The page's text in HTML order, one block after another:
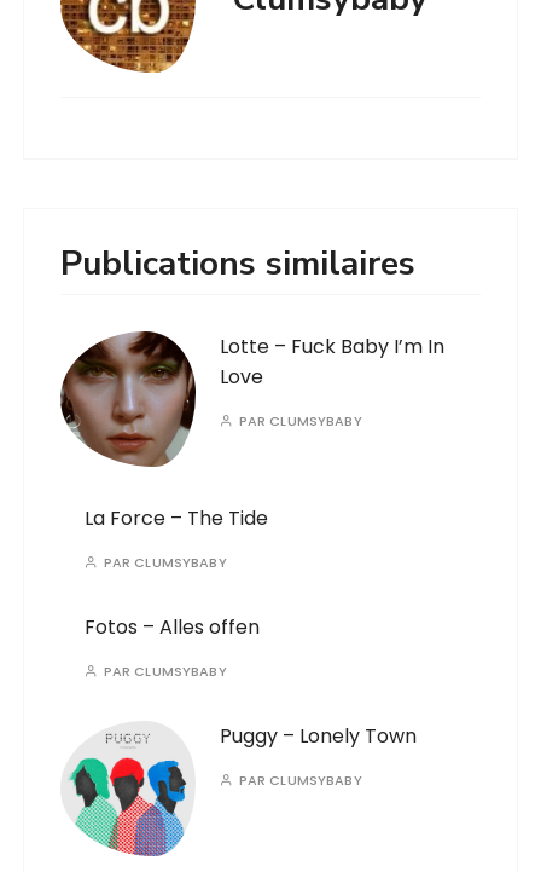
Publications similaires
Lotte – Fuck Baby I’m In
Love
PAR CLUMSYBABY
La Force – The Tide
PAR CLUMSYBABY
Fotos – Alles offen
PAR CLUMSYBABY
Puggy – Lonely Town
PAR CLUMSYBABY